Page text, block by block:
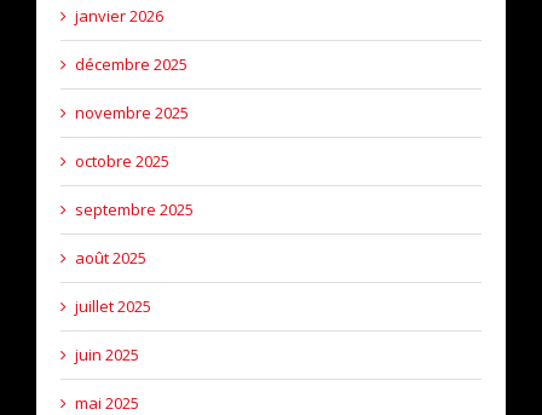
janvier 2026
décembre 2025
novembre 2025
octobre 2025
septembre 2025
août 2025
juillet 2025
juin 2025
mai 2025